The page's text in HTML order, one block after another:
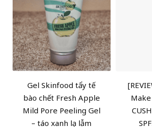
Gel Skinfood tẩy tế
bào chết Fresh Apple
Mild Pore Peeling Gel
– táo xanh lạ lẫm
Make